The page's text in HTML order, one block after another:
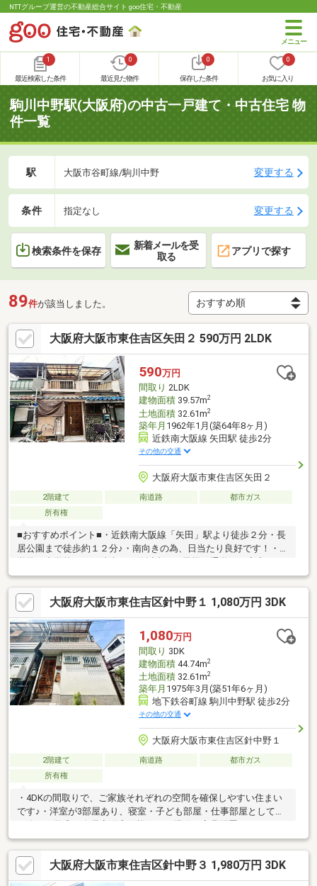
NTTグループ運営の不動産総合サイト goo住宅・不動産
1
最近検索した条件
0
最近見た物件
0
保存した条件
0
お気に入り
駒川中野駅(大阪府)の中古一戸建て・中古住宅 物
件一覧
駅 大阪市谷町線/駒川中野 変更する
条件 指定なし 変更する
検索条件を保存
新着メールを受
取る
アプリで探す
89件が該当しました。
大阪府大阪市東住吉区矢田２ 590万円 2LDK
590万円
間取り 2LDK
建物面積39.57m2
土地面積32.61m2
築年月 1962年1月(築64年8ヶ月)
近鉄南大阪線 矢田駅 徒歩2分
その他の交通
大阪府大阪市東住吉区矢田２
2階建て 南道路
都市ガス
所有権
■おすすめポイント■・近鉄南大阪線「矢田」駅より徒歩２分・長
居公園まで徒歩約１２分♪・南向きの為、日当たり良好です！・小
す・近隣にスーパーやコンビニなどがあり生活至便です♪
大阪府大阪市東住吉区針中野１ 1,080万円 3DK
1,080万円
間取り 3DK
建物面積44.74m2
土地面積32.61m2
築年月 1975年3月(築51年6ヶ月)
地下鉄谷町線 駒川中野駅 徒歩2分
その他の交通
大阪府大阪市東住吉区針中野１
2階建て 南道路
都市ガス
所有権
・4DKの間取りで、ご家族それぞれの空間を確保しやすい住まい
です♪・洋室が3部屋あり、寝室・子ども部屋・仕事部屋として使
住まい♪・各階に収納があり、日用品や季節物もすっきり片付けら
れます♪・全室洋室のため、ベッドやデスクなどの家具も置きやす
く、暮らしに合わせたレイアウトが可能です♪・2沿線利用可能
で、通勤・通学やお出かけにも便利な立地◎・目的地に合わせて
大阪府大阪市東住吉区針中野３ 1,980万円 3DK